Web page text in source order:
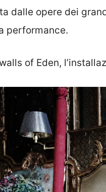
dalle opere dei
performance.
of Eden,